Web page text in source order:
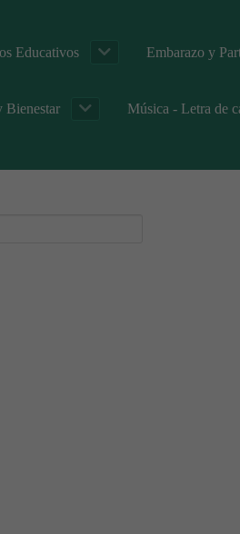
Educativos Embarazo y
Bienestar Música - Letra de